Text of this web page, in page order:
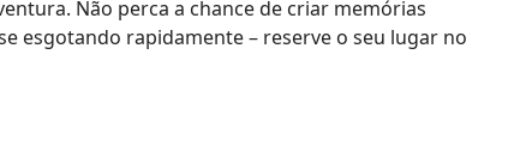
Não perca a chance de criar memórias
esgotando rapidamente – reserve o seu lugar no